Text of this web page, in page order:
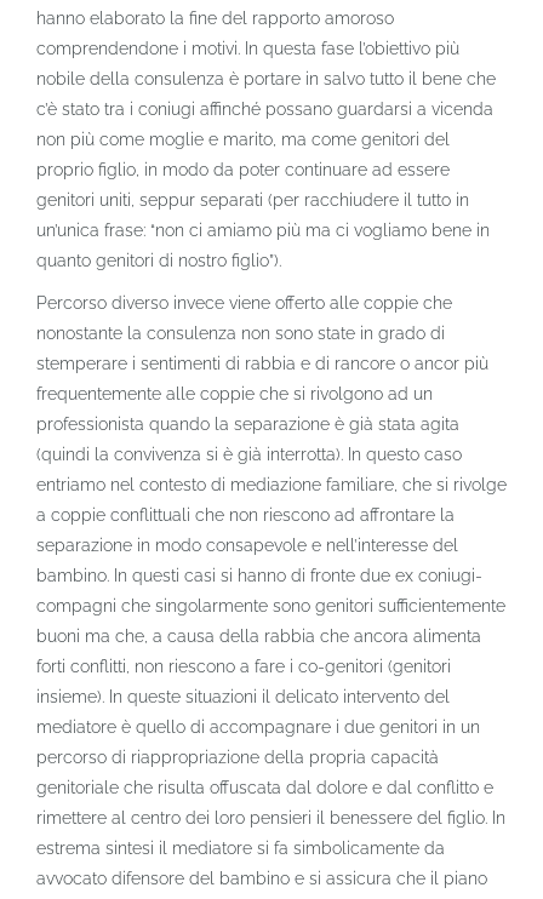
hanno elaborato la fine del rapporto amoroso
comprendendone i motivi. In questa fase l’obiettivo più
nobile della consulenza è portare in salvo tutto il bene che
c’è stato tra i coniugi affinché possano guardarsi a vicenda
non più come moglie e marito, ma come genitori del
proprio figlio, in modo da poter continuare ad essere
genitori uniti, seppur separati (per racchiudere il tutto in
un’unica frase: “non ci amiamo più ma ci vogliamo bene in
quanto genitori di nostro figlio”).
Percorso diverso invece viene offerto alle coppie che
nonostante la consulenza non sono state in grado di
stemperare i sentimenti di rabbia e di rancore o ancor più
frequentemente alle coppie che si rivolgono ad un
professionista quando la separazione è già stata agita
(quindi la convivenza si è già interrotta). In questo caso
entriamo nel contesto di mediazione familiare, che si rivolge
a coppie conflittuali che non riescono ad affrontare la
separazione in modo consapevole e nell’interesse del
bambino. In questi casi si hanno di fronte due ex coniugi-
compagni che singolarmente sono genitori sufficientemente
buoni ma che, a causa della rabbia che ancora alimenta
forti conflitti, non riescono a fare i co-genitori (genitori
insieme). In queste situazioni il delicato intervento del
mediatore è quello di accompagnare i due genitori in un
percorso di riappropriazione della propria capacità
genitoriale che risulta offuscata dal dolore e dal conflitto e
rimettere al centro dei loro pensieri il benessere del figlio. In
estrema sintesi il mediatore si fa simbolicamente da
avvocato difensore del bambino e si assicura che il piano